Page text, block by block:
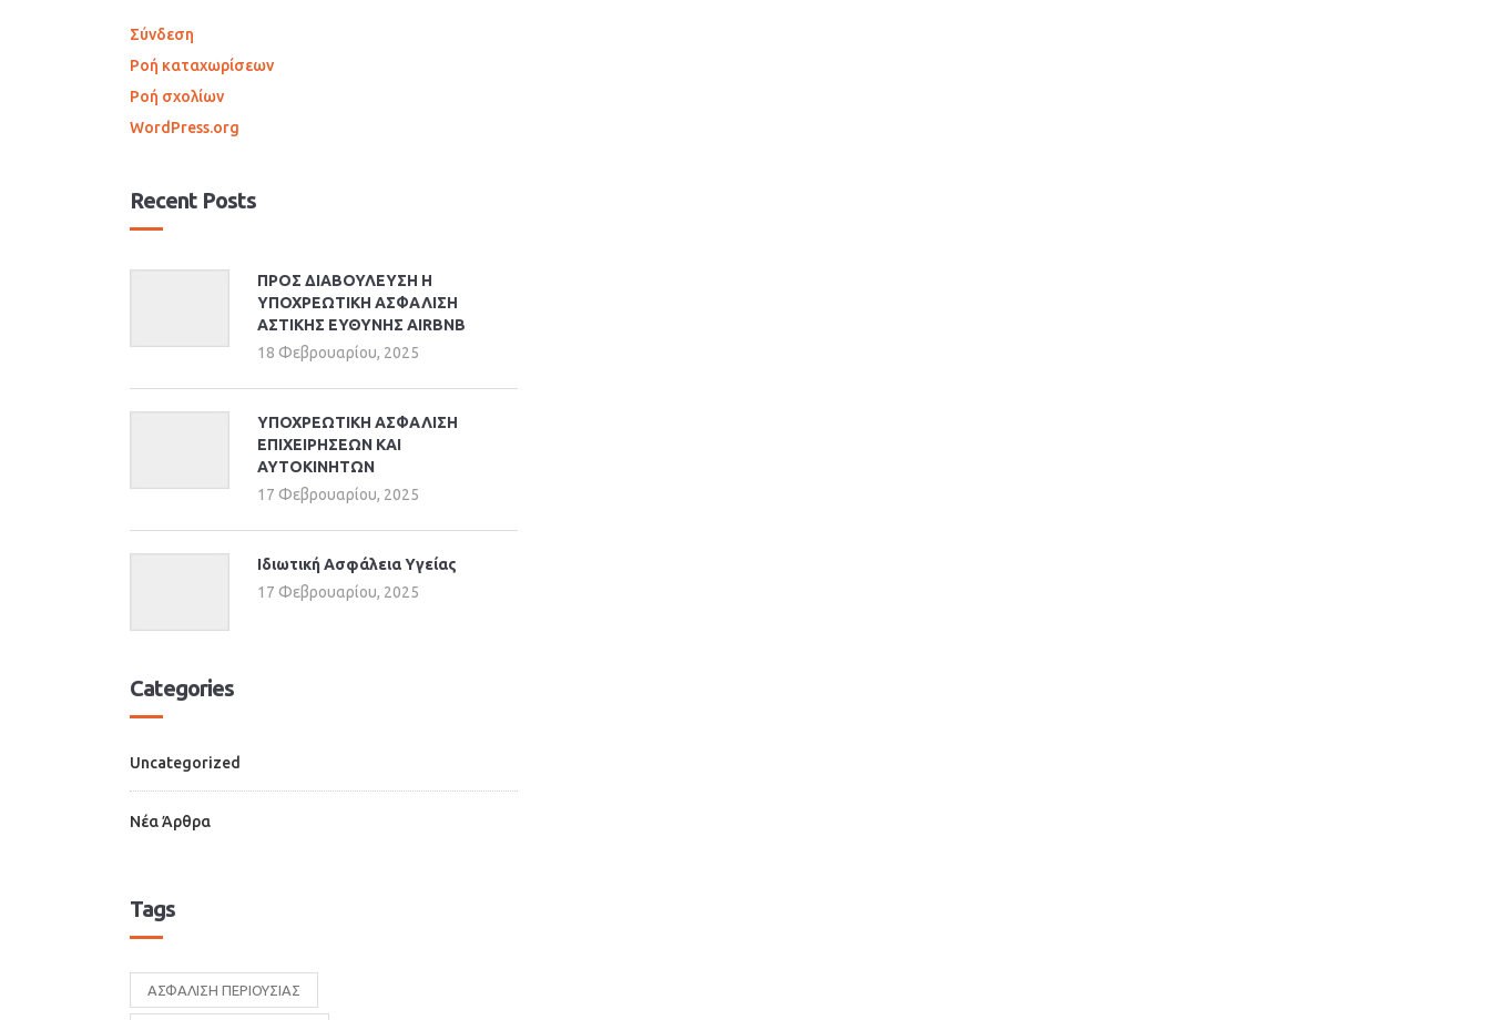
Σύνδεση
Ροή καταχωρίσεων
Ροή σχολίων
WordPress.org
Recent Posts
ΠΡΟΣ ΔΙΑΒΟΥΛΕΥΣΗ Η
ΥΠΟΧΡΕΩΤΙΚΗ ΑΣΦΑΛΙΣΗ
ΑΣΤΙΚΗΣ ΕΥΘΥΝΗΣ AIRBNB
18 Φεβρουαρίου, 2025
ΥΠΟΧΡΕΩΤΙΚΗ ΑΣΦΑΛΙΣΗ
ΕΠΙΧΕΙΡΗΣΕΩΝ ΚΑΙ
ΑΥΤΟΚΙΝΗΤΩΝ
17 Φεβρουαρίου, 2025
Ιδιωτική Ασφάλεια Υγείας
17 Φεβρουαρίου, 2025
Categories
Uncategorized
Νέα Άρθρα
Tags
ΑΣΦΑΛΙΣΗ ΠΕΡΙΟΥΣΙΑΣ